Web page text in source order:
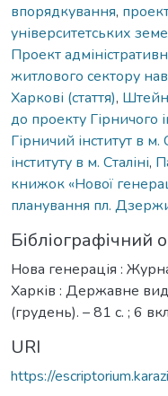
впорядкування,
університетських
Проект
житлового сектору
Харкові (стаття),
до проекту Гірничого
Гірничий інститут в м.
інституту в м. Сталіні,
книжок «Нової
планування пл.
Бібліографічний
Нова генерація :
Харків : Державне
(грудень). – 81 с. ; 6
URI
https://